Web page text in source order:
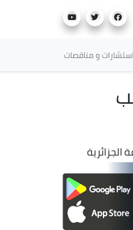
استشارات و مناقصات
الجزائرية